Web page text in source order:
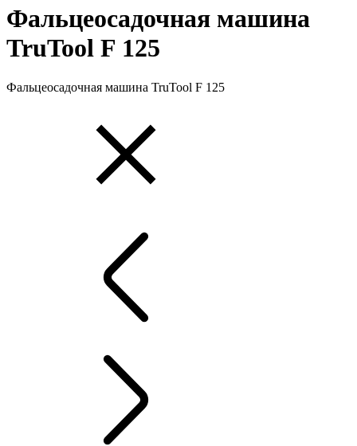
Фальцеосадочная машина
TruTool F 125
Фальцеосадочная машина TruTool F 125